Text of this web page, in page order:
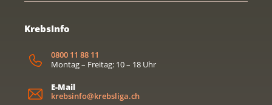
KrebsInfo
0800 11 88 11
Montag – Freitag: 10 – 18 Uhr
E-Mail
krebsinfo@krebsliga.ch